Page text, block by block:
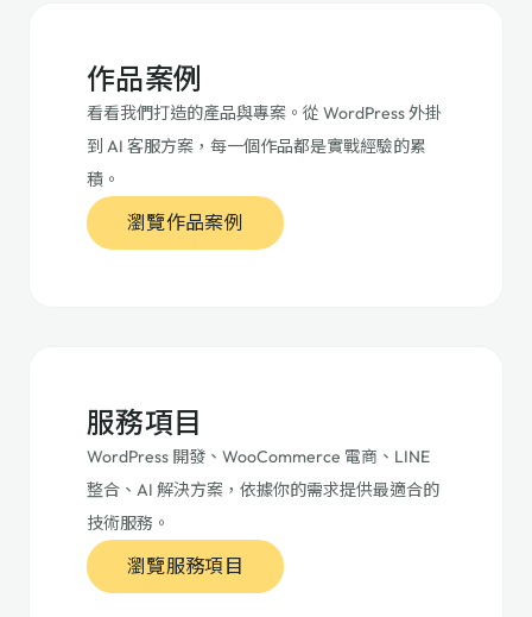
作品案例
看看我們打造的產品與專案。從 WordPress 外掛
到 AI 客服方案，每一個作品都是實戰經驗的累
積。
瀏覽作品案例
服務項目
WordPress 開發、WooCommerce 電商、LINE
整合、AI 解決方案，依據你的需求提供最適合的
技術服務。
瀏覽服務項目